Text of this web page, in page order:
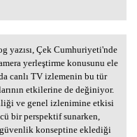
yazısı
yazısı, Çek Cumhuriyeti'nde
yerleştirme konusunu ele
canlı TV izlemenin bu tür
etkilerine de değiniyor.
ve genel izlenimine etkisi
bir perspektif sunarken,
konseptine eklediği